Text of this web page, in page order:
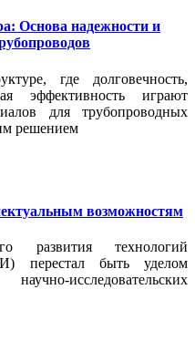
Основа надежности и
где долговечность,
эффективность играют
для трубопроводных
решением
возможностям
развития технологий
перестал быть уделом
исследовательских